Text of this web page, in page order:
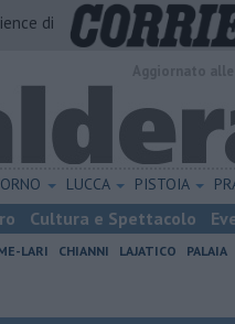
di
LUCCA PISTOIA
Cultura e Spettacolo
LARI CHIANNI LAJATICO PALAIA